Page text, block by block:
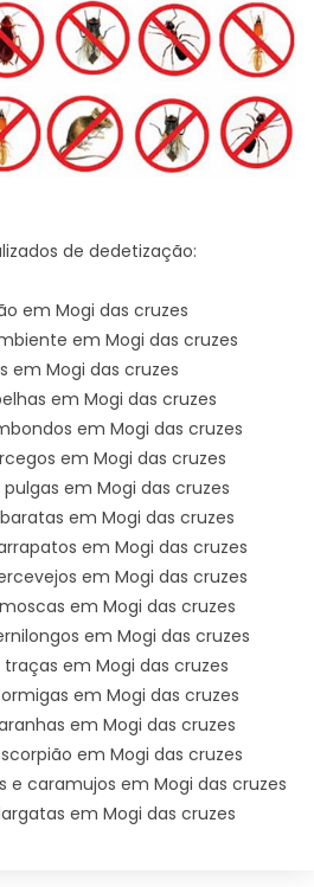
de dedetização:
em Mogi das cruzes
em Mogi das cruzes
em Mogi das cruzes
em Mogi das cruzes
em Mogi das cruzes
em Mogi das cruzes
em Mogi das cruzes
em Mogi das cruzes
em Mogi das cruzes
em Mogi das cruzes
em Mogi das cruzes
em Mogi das cruzes
em Mogi das cruzes
em Mogi das cruzes
em Mogi das cruzes
em Mogi das cruzes
e caramujos em Mogi das cruzes
em Mogi das cruzes